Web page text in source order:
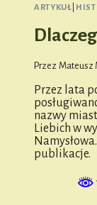
ARTYKUŁ
Przez Mateusz
Przez lata
nazwy
Liebich w
publikacje.